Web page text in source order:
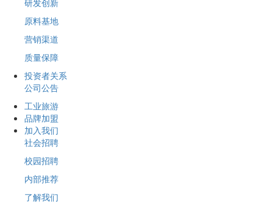
原料基地
营销渠道
质量保障
投资者关系
公司公告
工业旅游
品牌加盟
加入我们
社会招聘
校园招聘
内部推荐
了解我们